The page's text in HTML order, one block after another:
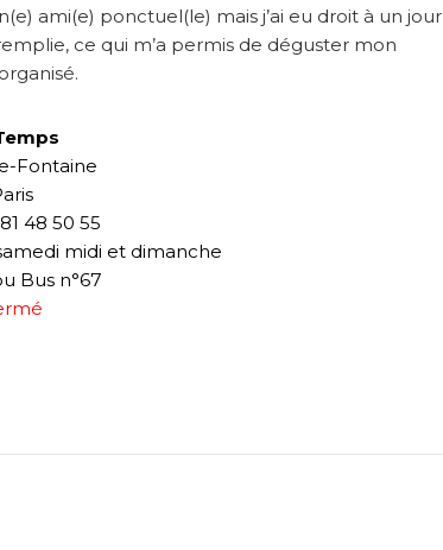
ami(e) ponctuel(le) mais j’ai eu droit à un jour
ce qui m’a permis de déguster mon
Fontaine
48 50 55
midi et dimanche
Bus n°67